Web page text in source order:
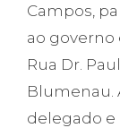
Campos,
ao governo
Rua Dr.
Blumenau.
delegado e